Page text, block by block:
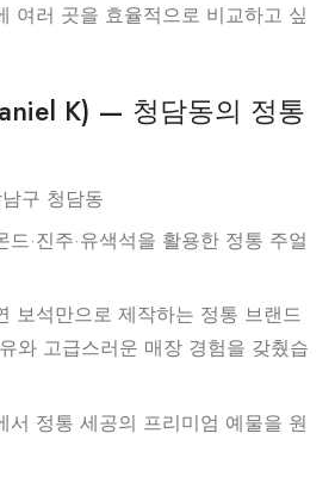
여러 곳을 효율적으로 비교하고 싶
K) — 청담동의 정통
구 청담동
드·진주·유색석을 활용한 정통 주얼
보석만으로 제작하는 정통 브랜드
와 고급스러운 매장 경험을 갖췄습
서 정통 세공의 프리미엄 예물을 원